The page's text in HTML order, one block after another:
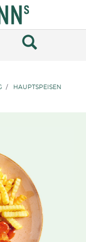
HAUPTSPEISEN